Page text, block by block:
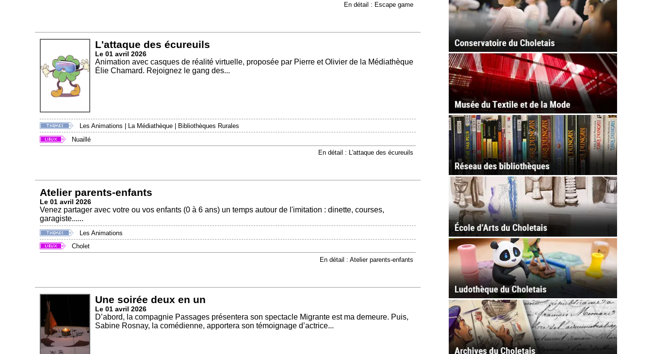
En détail : Escape game
L'attaque des écureuils
Le 01 avril 2026
Animation avec casques de réalité virtuelle, proposée par Pierre et Olivier de la Médiathèque
Élie Chamard. Rejoignez le gang des...
Les Animations La Médiathèque
Bibliothèques Rurales
Nuaillé
En détail : L'attaque des écureuils
Atelier parents-enfants
Le 01 avril 2026
Venez partager avec votre ou vos enfants (0 à 6 ans) un temps autour de l'imitation : dinette, courses,
garagiste......
Les Animations
Cholet
En détail : Atelier parents-enfants
Une soirée deux en un
Le 01 avril 2026
D’abord, la compagnie Passages présentera son spectacle Migrante est ma demeure. Puis,
Sabine Rosnay, la comédienne, apportera son témoignage d’actrice...